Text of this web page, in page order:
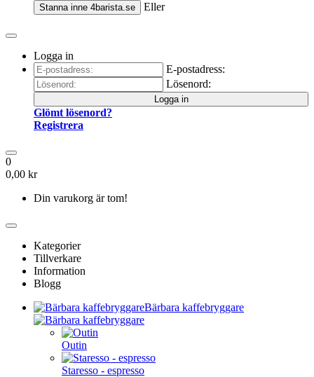
Stanna inne 4barista.se Eller
Logga in
E-postadress:
Lösenord:
Logga in
Glömt lösenord?
Registrera
0
0,00 kr
Din varukorg är tom!
Kategorier
Tillverkare
Information
Blogg
Bärbara kaffebryggare
Outin
Staresso - espresso